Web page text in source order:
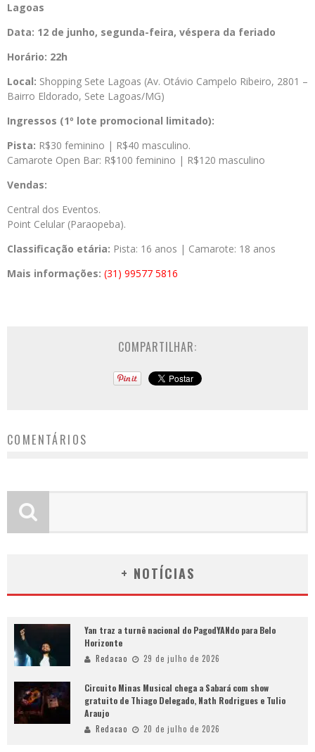
Lagoas
Data: 12 de junho, segunda-feira, véspera da feriado
Horário: 22h
Local: Shopping Sete Lagoas (Av. Otávio Campelo Ribeiro, 2801 –
Bairro Eldorado, Sete Lagoas/MG)
Ingressos (1º lote promocional limitado):
Pista: R$30 feminino | R$40 masculino.
Camarote Open Bar: R$100 feminino | R$120 masculino
Vendas:
Central dos Eventos.
Point Celular (Paraopeba).
Classificação etária: Pista: 16 anos | Camarote: 18 anos
Mais informações: (31) 99577 5816
COMPARTILHAR:
COMENTÁRIOS
+ NOTÍCIAS
Yan traz a turnê nacional do PagodYANdo para Belo
Horizonte
Redacao 29 de julho de 2026
Circuito Minas Musical chega a Sabará com show
gratuito de Thiago Delegado, Nath Rodrigues e Tulio
Araujo
Redacao 20 de julho de 2026